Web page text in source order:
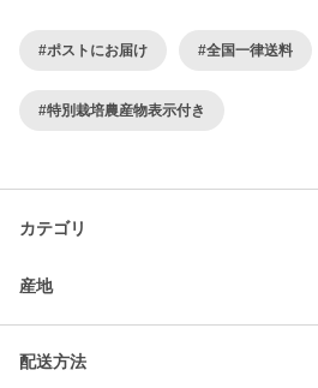
#ポストにお届け #全国一律送料
#特別栽培農産物表示付き
カテゴリ
産地
配送方法